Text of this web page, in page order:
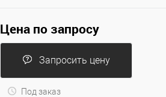
Цена по запросу
Запросить цену
Под заказ